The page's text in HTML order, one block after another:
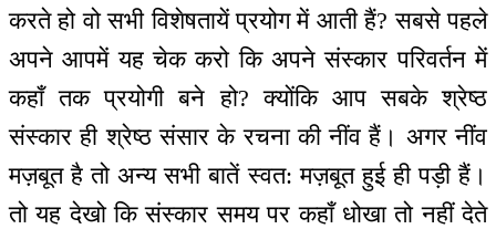
करते हो वो सभी विशेषतायें प्रयोग में आती हैं? सबसे पहले
अपने आपमें यह चेक करो कि अपने संस्कार परिवर्तन में
कहाँ तक प्रयोगी बने हो? क्योंकि आप सबके श्रेष्ठ
संस्कार ही श्रेष्ठ संसार के रचना की नींव हैं। अगर नींव
मज़बूत है तो अन्य सभी बातें स्वत: मज़बूत हुई ही पड़ी हैं।
तो यह देखो कि संस्कार समय पर कहाँ धोखा तो नहीं देते